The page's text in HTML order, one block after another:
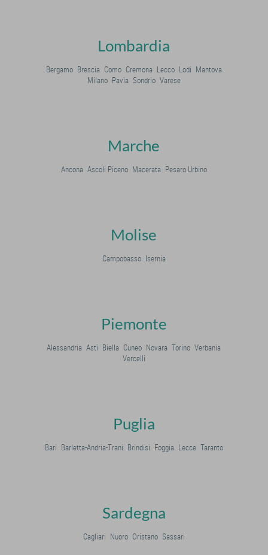
Lombardia
Bergamo Brescia Como Cremona Lecco Lodi Mantova
Milano Pavia Sondrio Varese
Marche
Ancona Ascoli Piceno Macerata Pesaro Urbino
Molise
Campobasso Isernia
Piemonte
Alessandria Asti Biella Cuneo Novara Torino Verbania
Vercelli
Puglia
Bari Barletta-Andria-Trani Brindisi Foggia Lecce Taranto
Sardegna
Cagliari Nuoro Oristano Sassari